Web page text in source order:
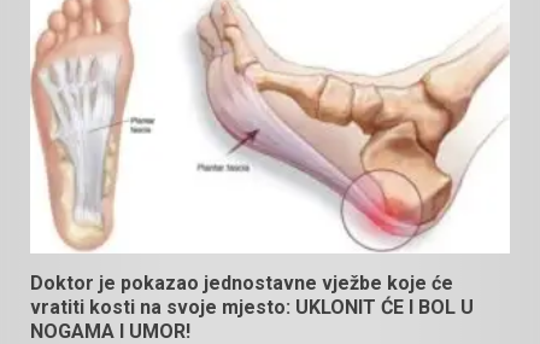
Doktor je pokazao jednostavne vježbe koje će
vratiti kosti na svoje mjesto: UKLONIT ĆE I BOL U
NOGAMA I UMOR!